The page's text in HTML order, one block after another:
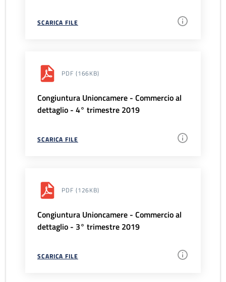
SCARICA FILE
PDF (166KB)
Congiuntura Unioncamere - Commercio al
dettaglio - 4° trimestre 2019
SCARICA FILE
PDF (126KB)
Congiuntura Unioncamere - Commercio al
dettaglio - 3° trimestre 2019
SCARICA FILE